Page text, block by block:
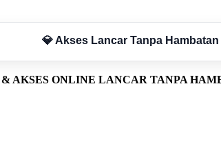
& AKSES ONLINE LANCAR TANPA